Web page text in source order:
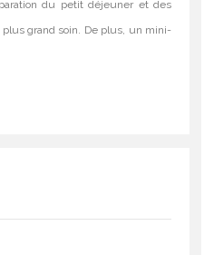
du petit déjeuner et des
grand soin. De plus, un mini-